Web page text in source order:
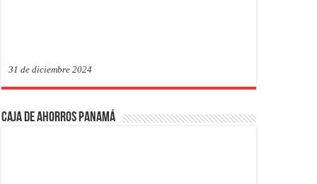
31 de diciembre 2024
Caja de Ahorros Panamá